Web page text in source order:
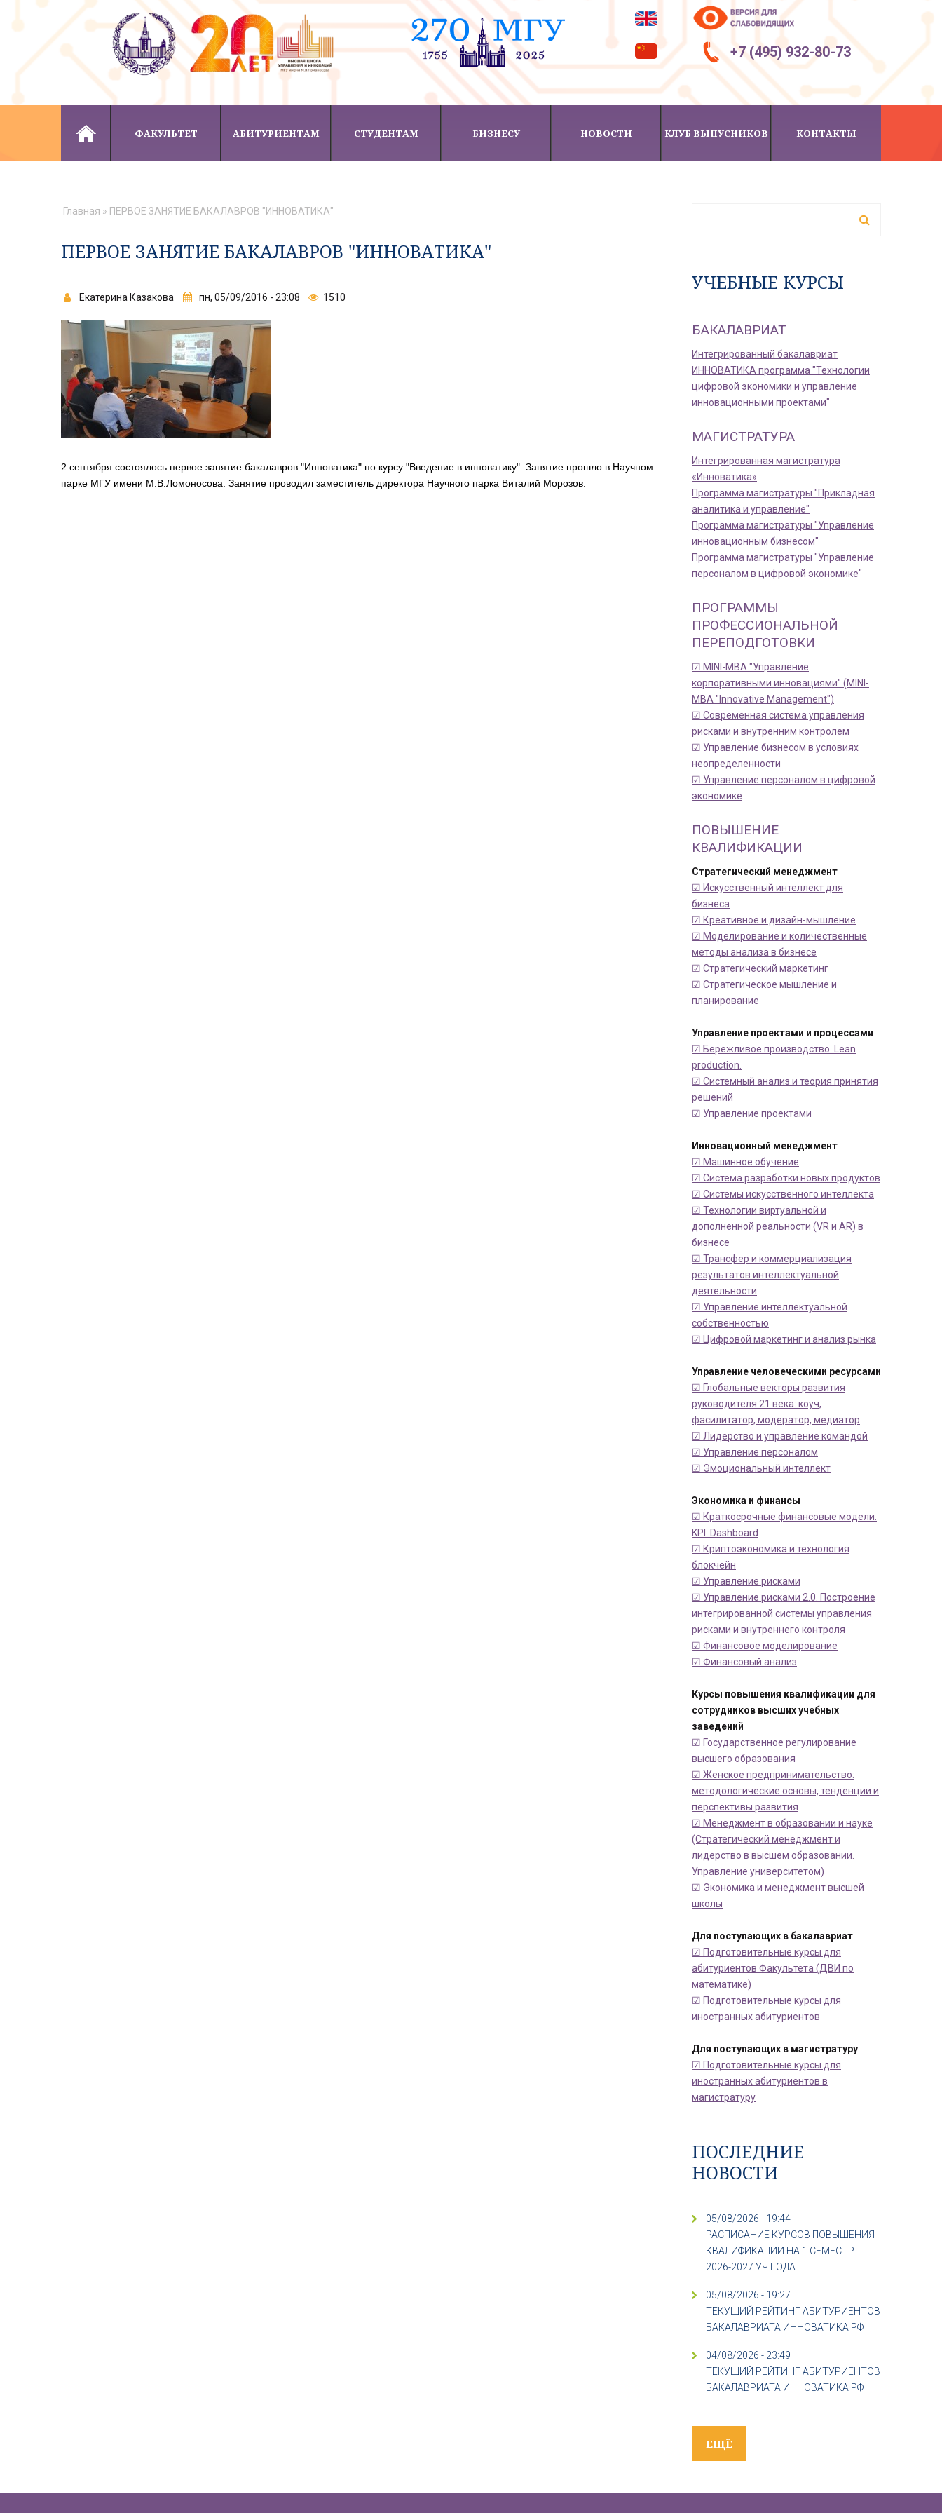
Skip to navigation
Перейти к основному содержанию
+7 (495) 932-80-73
ФАКУЛЬТЕТ АБИТУРИЕНТАМ СТУДЕНТАМ БИЗНЕСУ НОВОСТИ КЛУБ ВЫПУСНИКОВ КОНТАКТЫ
ВЫ ЗДЕСЬ
Главная » ПЕРВОЕ ЗАНЯТИЕ БАКАЛАВРОВ "ИННОВАТИКА"
ПЕРВОЕ ЗАНЯТИЕ БАКАЛАВРОВ "ИННОВАТИКА"
Екатерина Казакова пн, 05/09/2016 - 23:08 1510
2 сентября состоялось первое занятие бакалавров "Инноватика" по курсу "Введение в инноватику". Занятие прошло в Научном
парке МГУ имени М.В.Ломоносова. Занятие проводил заместитель директора Научного парка Виталий Морозов.
УЧЕБНЫЕ КУРСЫ
БАКАЛАВРИАТ
Интегрированный бакалавриат
ИННОВАТИКА программа "Технологии
цифровой экономики и управление
инновационными проектами"
МАГИСТРАТУРА
Интегрированная магистратура
«Инноватика»
Программа магистратуры "Прикладная
аналитика и управление"
Программа магистратуры "Управление
инновационным бизнесом"
Программа магистратуры "Управление
персоналом в цифровой экономике"
ПРОГРАММЫ
ПРОФЕССИОНАЛЬНОЙ
ПЕРЕПОДГОТОВКИ
☑ MINI-MBA "Управление
корпоративными инновациями" (MINI-
MBA "Innovative Management")
☑ Современная система управления
рисками и внутренним контролем
☑ Управление бизнесом в условиях
неопределенности
☑ Управление персоналом в цифровой
экономике
ПОВЫШЕНИЕ
КВАЛИФИКАЦИИ
Стратегический менеджмент
☑ Искусственный интеллект для
бизнеса
☑ Креативное и дизайн-мышление
☑ Моделирование и количественные
методы анализа в бизнесе
☑ Стратегический маркетинг
☑ Стратегическое мышление и
планирование
Управление проектами и процессами
☑ Бережливое производство. Lean
production.
☑ Системный анализ и теория принятия
решений
☑ Управление проектами
Инновационный менеджмент
☑ Машинное обучение
☑ Система разработки новых продуктов
☑ Системы искусственного интеллекта
☑ Технологии виртуальной и
дополненной реальности (VR и AR) в
бизнесе
☑ Трансфер и коммерциализация
результатов интеллектуальной
деятельности
☑ Управление интеллектуальной
собственностью
☑ Цифровой маркетинг и анализ рынка
Управление человеческими ресурсами
☑ Глобальные векторы развития
руководителя 21 века: коуч,
фасилитатор, модератор, медиатор
☑ Лидерство и управление командой
☑ Управление персоналом
☑ Эмоциональный интеллект
Экономика и финансы
☑ Краткосрочные финансовые модели.
KPI. Dashboard
☑ Криптоэкономика и технология
блокчейн
☑ Управление рисками
☑ Управление рисками 2.0. Построение
интегрированной системы управления
рисками и внутреннего контроля
☑ Финансовое моделирование
☑ Финансовый анализ
Курсы повышения квалификации для
сотрудников высших учебных
заведений
☑ Государственное регулирование
высшего образования
☑ Женское предпринимательство:
методологические основы, тенденции и
перспективы развития
☑ Менеджмент в образовании и науке
(Стратегический менеджмент и
лидерство в высшем образовании.
Управление университетом)
☑ Экономика и менеджмент высшей
школы
Для поступающих в бакалавриат
☑ Подготовительные курсы для
абитуриентов Факультета (ДВИ по
математике)
☑ Подготовительные курсы для
иностранных абитуриентов
Для поступающих в магистратуру
☑ Подготовительные курсы для
иностранных абитуриентов в
магистратуру
ПОСЛЕДНИЕ
НОВОСТИ
05/08/2026 - 19:44
РАСПИСАНИЕ КУРСОВ ПОВЫШЕНИЯ
КВАЛИФИКАЦИИ НА 1 СЕМЕСТР
2026-2027 УЧ.ГОДА
05/08/2026 - 19:27
ТЕКУЩИЙ РЕЙТИНГ АБИТУРИЕНТОВ
БАКАЛАВРИАТА ИННОВАТИКА РФ
04/08/2026 - 23:49
ТЕКУЩИЙ РЕЙТИНГ АБИТУРИЕНТОВ
БАКАЛАВРИАТА ИННОВАТИКА РФ
ЕЩЁ